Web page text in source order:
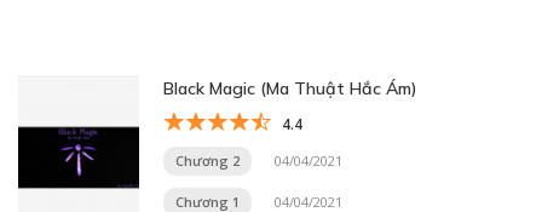
Black Magic (Ma Thuật Hắc Ám)
4.4
Chương 2 04/04/2021
Chương 1 04/04/2021